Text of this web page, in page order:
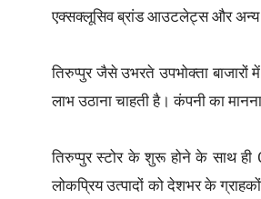
एक्सक्लूसिव ब्रांड आउटलेट्स और अन्य
तिरुप्पुर जैसे उभरते उपभोक्ता
लाभ उठाना चाहती है। कंपनी का
तिरुप्पुर स्टोर के शुरू होने के साथ
लोकप्रिय उत्पादों को देशभर के